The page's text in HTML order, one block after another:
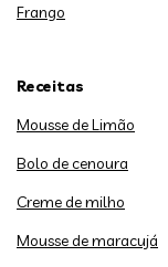
Frango
Receitas
Mousse de Limão
Bolo de cenoura
Creme de milho
Mousse de maracujá